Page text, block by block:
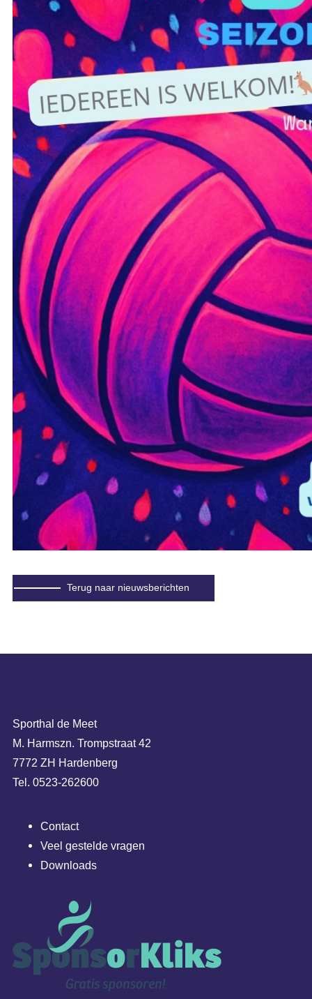
Terug naar nieuwsberichten
Sporthal de Meet
M. Harmszn. Trompstraat 42
7772 ZH Hardenberg
Tel. 0523-262600
Contact
Veel gestelde vragen
Downloads